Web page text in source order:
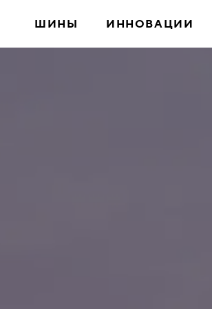
ШИНЫ ИННОВАЦИИ